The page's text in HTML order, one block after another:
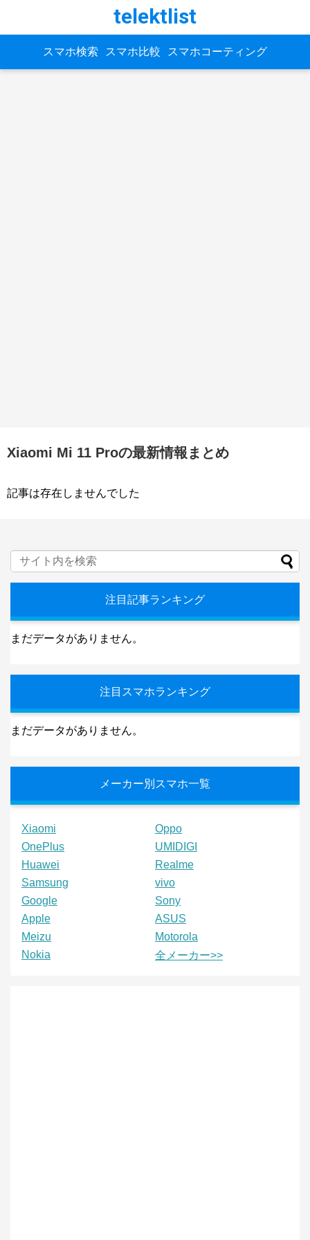
telektlist
スマホ検索 スマホ比較 スマホコーティング
Xiaomi Mi 11 Proの最新情報まとめ
記事は存在しませんでした
注目記事ランキング
まだデータがありません。
注目スマホランキング
まだデータがありません。
メーカー別スマホ一覧
Xiaomi
Oppo
OnePlus
UMIDIGI
Huawei
Realme
Samsung
vivo
Google
Sony
Apple
ASUS
Meizu
Motorola
Nokia
全メーカー>>